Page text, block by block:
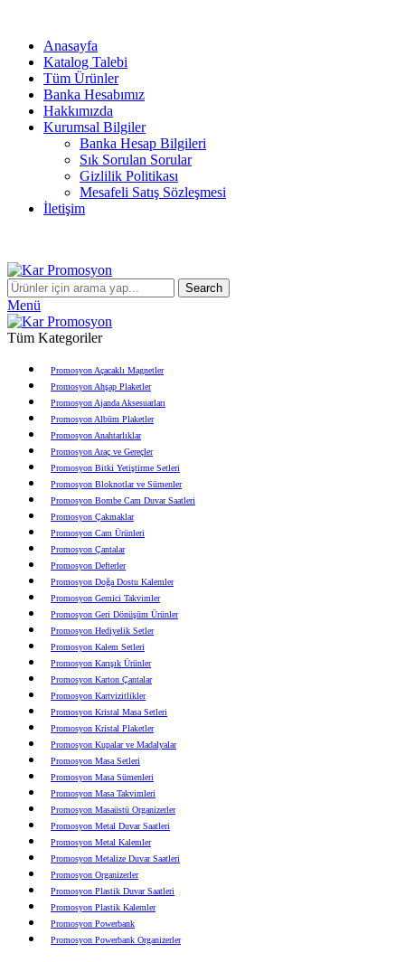
Anasayfa
Katalog Talebi
Tüm Ürünler
Banka Hesabımız
Hakkımızda
Kurumsal Bilgiler
Banka Hesap Bilgileri
Sık Sorulan Sorular
Gizlilik Politikası
Mesafeli Satış Sözleşmesi
İletişim
Search
Menü
Tüm Kategoriler
Promosyon Açacaklı Magnetler
Promosyon Ahşap Plaketler
Promosyon Ajanda Aksesuarları
Promosyon Albüm Plaketler
Promosyon Anahtarlıklar
Promosyon Araç ve Gereçler
Promosyon Bitki Yetiştirme Setleri
Promosyon Bloknotlar ve Sümenler
Promosyon Bombe Cam Duvar Saatleri
Promosyon Çakmaklar
Promosyon Cam Ürünleri
Promosyon Çantalar
Promosyon Defterler
Promosyon Doğa Dostu Kalemler
Promosyon Gemici Takvimler
Promosyon Geri Dönüşüm Ürünler
Promosyon Hediyelik Setler
Promosyon Kalem Setleri
Promosyon Karışık Ürünler
Promosyon Karton Çantalar
Promosyon Kartvizitlikler
Promosyon Kristal Masa Setleri
Promosyon Kristal Plaketler
Promosyon Kupalar ve Madalyalar
Promosyon Masa Setleri
Promosyon Masa Sümenleri
Promosyon Masa Takvimleri
Promosyon Masaüstü Organizerler
Promosyon Metal Duvar Saatleri
Promosyon Metal Kalemler
Promosyon Metalize Duvar Saatleri
Promosyon Organizerler
Promosyon Plastik Duvar Saatleri
Promosyon Plastik Kalemler
Promosyon Powerbank
Promosyon Powerbank Organizerler